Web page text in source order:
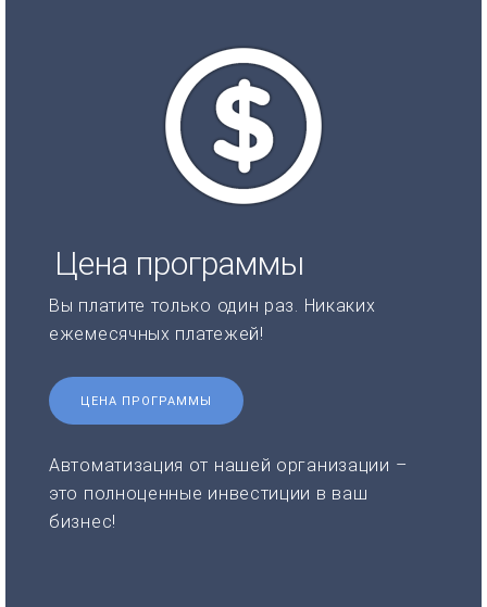
Цена программы
Вы платите только один раз. Никаких
ежемесячных платежей!
ЦЕНА ПРОГРАММЫ
Автоматизация от нашей организации –
это полноценные инвестиции в ваш
бизнес!